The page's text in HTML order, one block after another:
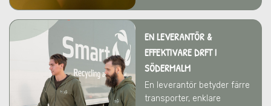
EN LEVERANTÖR &
EFFEKTIVARE DRFTI
SÖDERMALM
En leverantör betyder färre
transporter, enklare